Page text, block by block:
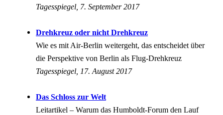
Tagesspiegel, 7. September 2017
Drehkreuz oder nicht Drehkreuz
Wie es mit Air-Berlin weitergeht, das entscheidet über
die Perspektive von Berlin als Flug-Drehkreuz
Tagesspiegel, 17. August 2017
Das Schloss zur Welt
Leitartikel – Warum das Humboldt-Forum den Lauf